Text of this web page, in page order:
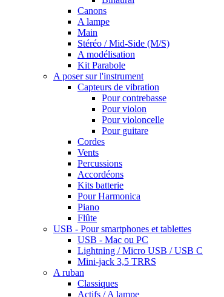
Canons
A lampe
Main
Stéréo / Mid-Side (M/S)
A modélisation
Kit Parabole
A poser sur l'instrument
Capteurs de vibration
Pour contrebasse
Pour violon
Pour violoncelle
Pour guitare
Cordes
Vents
Percussions
Accordéons
Kits batterie
Pour Harmonica
Piano
Flûte
USB - Pour smartphones et tablettes
USB - Mac ou PC
Lightning / Micro USB / USB C
Mini-jack 3,5 TRRS
A ruban
Classiques
Actifs / A lampe